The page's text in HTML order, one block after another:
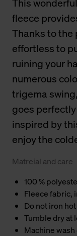
fleece
Thanks to the
effortless to
ruining your
numerous
trigema
goes
inspired by
enjoy the
Matreial and care
100 %
Fleece fabric,
Do not iron hot
Tumble dry at
Machine wash